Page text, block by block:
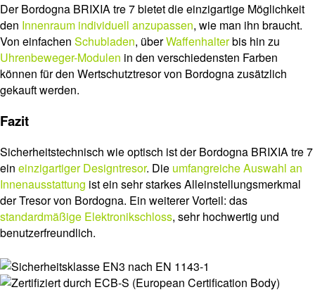
Der Bordogna BRIXIA tre 7 bietet die einzigartige Möglichkeit
den Innenraum individuell anzupassen, wie man ihn braucht.
Von einfachen Schubladen, überWaffenhalterbis hin zu
Uhrenbeweger-Modulen in den verschiedensten Farben
können für den Wertschutztresor von Bordogna zusätzlich
gekauft werden.
Fazit
Sicherheitstechnisch wie optisch ist der Bordogna BRIXIA tre 7
ein einzigartiger Designtresor. Die umfangreiche Auswahl an
Innenausstattung ist ein sehr starkes Alleinstellungsmerkmal
der Tresor von Bordogna. Ein weiterer Vorteil: das
standardmäßige Elektronikschloss, sehr hochwertig und
benutzerfreundlich.